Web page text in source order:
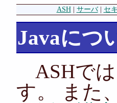
ASH| サーバ| セ
Javaにつ
ASHでは
す。 また、